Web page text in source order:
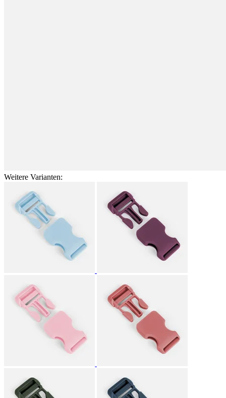
Weitere Varianten: